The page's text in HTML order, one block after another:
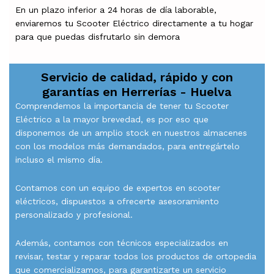
En un plazo inferior a 24 horas de día laborable,
enviaremos tu Scooter Eléctrico directamente a tu hogar
para que puedas disfrutarlo sin demora
Servicio de calidad, rápido y con
garantías en Herrerías - Huelva
Comprendemos la importancia de tener tu Scooter
Eléctrico a la mayor brevedad, es por eso que
disponemos de un amplio stock en nuestros almacenes
con los modelos más demandados, para entregártelo
incluso el mismo día.
Contamos con un equipo de expertos en scooter
eléctricos, dispuestos a ofrecerte asesoramiento
personalizado y profesional.
Además, contamos con técnicos especializados en
revisar, testar y reparar todos los productos de ortopedia
que comercializamos, para garantizarte un servicio